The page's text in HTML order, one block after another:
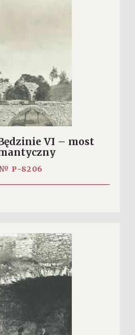
VI – most
P-8206